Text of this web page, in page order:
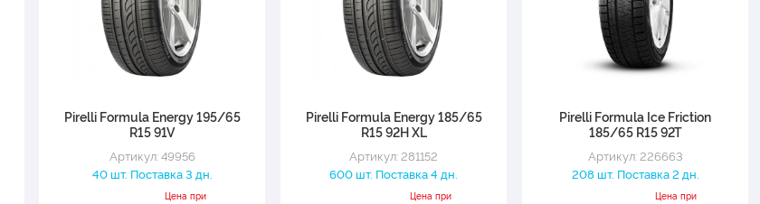
Pirelli Formula Energy 195/65
R15 91V
Артикул: 49956
40 шт. Поставка 3 дн.
Цена при
Pirelli Formula Energy 185/65
R15 92H XL
Артикул: 281152
600 шт. Поставка 4 дн.
Цена при
Pirelli Formula Ice Friction
185/65 R15 92T
Артикул: 226663
208 шт. Поставка 2 дн.
Цена при